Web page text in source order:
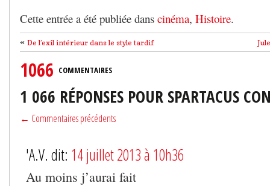
Cette entrée a été publiée dans cinéma, Histoire.
« De l’exil intérieur dans le style tardif
1066 COMMENTAIRES
1 066 RÉPONSES POUR SPARTACUS
← Commentaires précédents
'A.V. dit: 14 juillet 2013 à 10h36
Au moins j’aurai fait